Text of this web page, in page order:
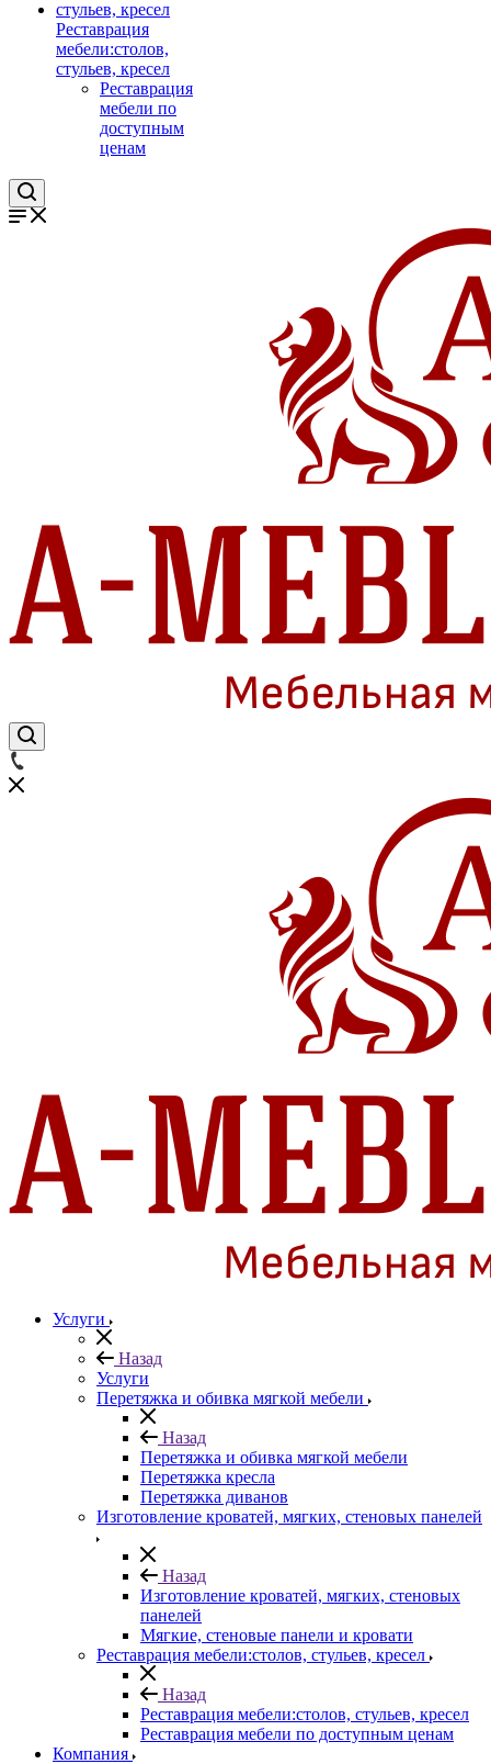
Реставрация
мебели:столов,
стульев, кресел
Реставрация
мебели по
доступным
ценам
Услуги
Назад
Услуги
Перетяжка и обивка мягкой мебели
Назад
Перетяжка и обивка мягкой мебели
Перетяжка кресла
Перетяжка диванов
Изготовление кроватей, мягких, стеновых панелей
Назад
Изготовление кроватей, мягких, стеновых
панелей
Мягкие, стеновые панели и кровати
Реставрация мебели:столов, стульев, кресел
Назад
Реставрация мебели:столов, стульев, кресел
Реставрация мебели по доступным ценам
Компания